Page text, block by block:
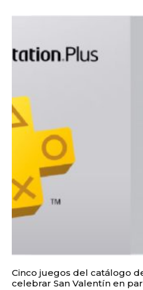
Cinco juegos del catálogo
celebrar San Valentín en